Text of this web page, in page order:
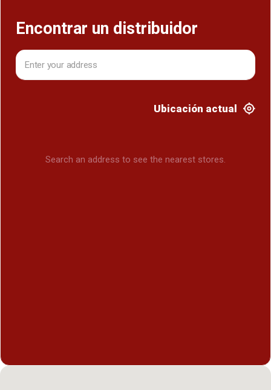
Encontrar un distribuidor
Ubicación actual
Search an address to see the nearest stores.